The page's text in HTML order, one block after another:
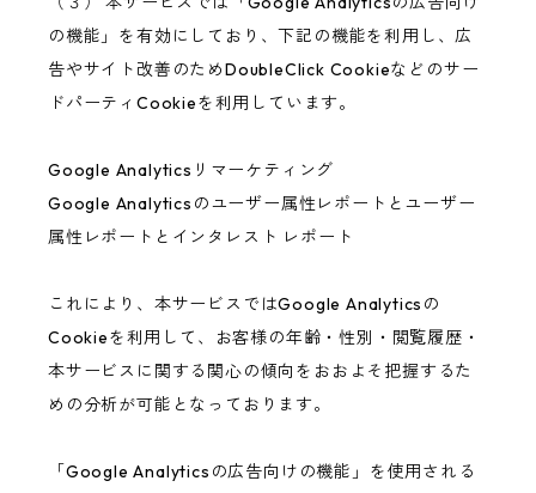
の機能」を有効にしており、下記の機能を利用し、広
告やサイト改善のためDoubleClick Cookieなどのサー
ドパーティCookieを利用しています。
Google Analyticsリマーケティング
Google Analyticsのユーザー属性レポートとユーザー
属性レポートとインタレスト レポート
これにより、本サービスではGoogle Analyticsの
Cookieを利用して、お客様の年齢・性別・閲覧履歴・
本サービスに関する関心の傾向をおおよそ把握するた
めの分析が可能となっております。
「Google Analyticsの広告向けの機能」を使用される